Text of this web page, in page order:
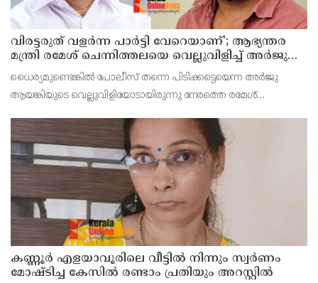
വിരട്ടരുത് വളര്‍ന്ന പാര്‍ട്ടി വേറെയാണ്'; ആഭ്യന്തര
മന്ത്രി രമേശ് ചെന്നിത്തലയെ വെല്ലുവിളിച്ച് അര്‍ജുന്‍
ധൈര്യമുണ്ടെങ്കില്‍ പോലീസ് തന്നെ പിടിക്കട്ടെയെന്ന അര്‍ജു
ആയങ്കിയുടെ വെല്ലുവിളിയോടായിരുന്നു നേരത്തെ രമേശ്
കണ്ണൂർ എളയാവൂരിലെ വീട്ടിൽ നിന്നും സ്വർണം
മോഷ്ടിച്ച കേസിൽ രണ്ടാം പ്രതിയും അറസ്റ്റിൽ